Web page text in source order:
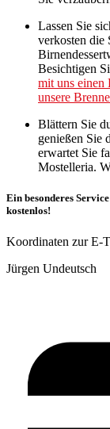
Lassen Sie
verkosten die
Besichtigen
mit uns einen
unsere
Blättern Sie
genießen Sie
erwartet Sie
Mostelleria.
Ein besonderes
kostenlos!
Koordinaten zur E-
Jürgen Undeutsch